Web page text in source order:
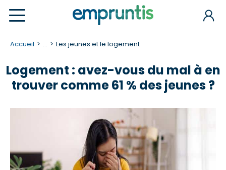
Accueil ... Les jeunes et le logement
Logement : avez-vous du mal à en
trouver comme 61 % des jeunes ?